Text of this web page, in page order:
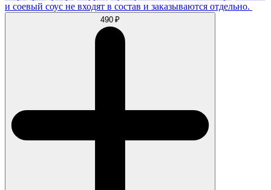
и соевый соус не входят в состав и заказываются отдельно.
490 ₽